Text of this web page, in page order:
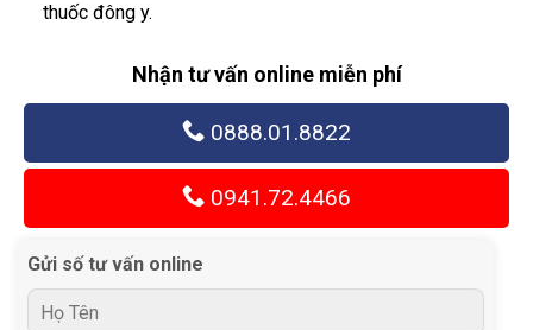
thuốc đông y.
Nhận tư vấn online miễn phí
0888.01.8822
0941.72.4466
Gửi số tư vấn online